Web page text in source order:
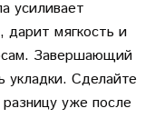
усиливает
дарит мягкость и
Завершающий
укладки. Сделайте
уже после